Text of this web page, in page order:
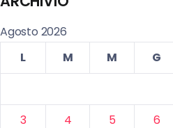
Agosto 2026
L
M M G
3
4 5 6